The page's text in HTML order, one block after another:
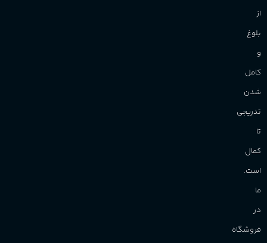
از
بلوغ
و
کامل
شدن
تدریجی
تا
کمال
است.
ما
در
فروشگاه